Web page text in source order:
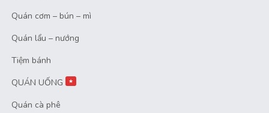
Quán cơm – bún – mì
Quán lẩu – nướng
Tiệm bánh
QUÁN UỐNG
★
Quán cà phê